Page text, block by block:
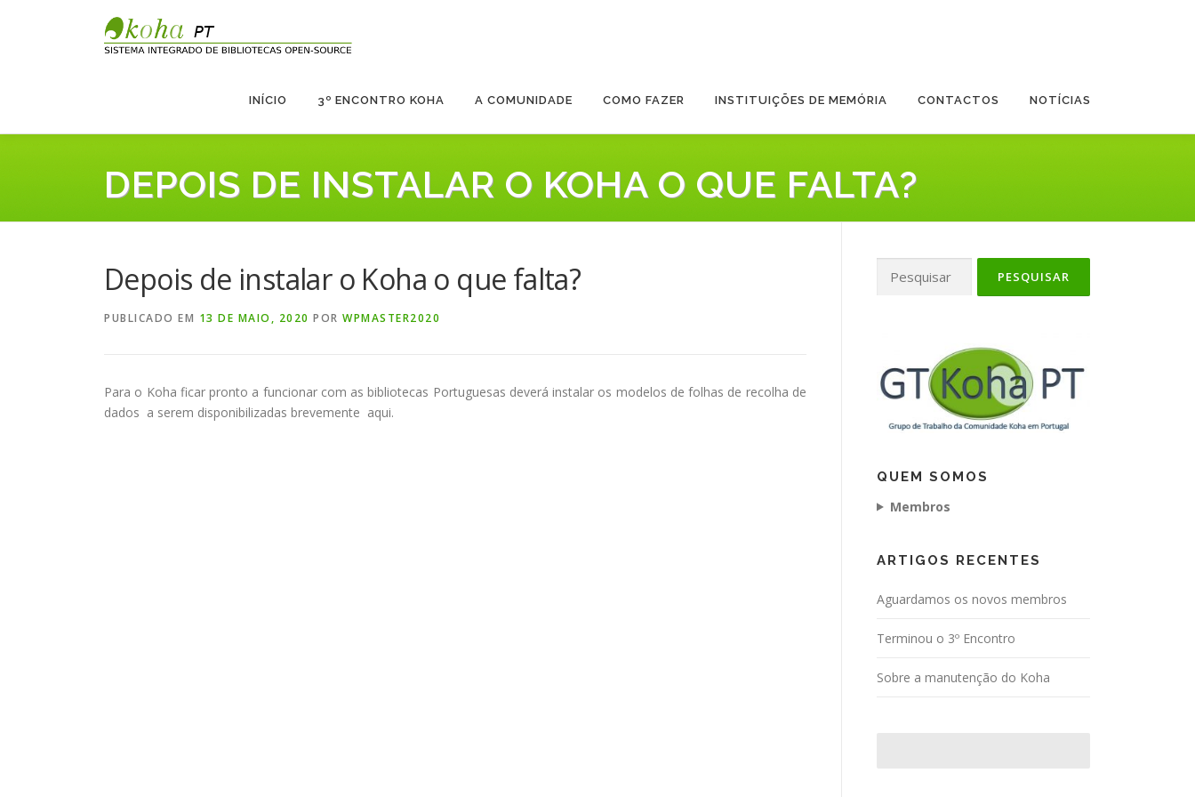
INÍCIO 3º ENCONTRO KOHA A COMUNIDADE COMO FAZER INSTITUIÇÕES DE MEMÓRIA CONTACTOS NOTÍCIAS
DEPOIS DE INSTALAR O KOHA O QUE FALTA?
Depois de instalar o Koha o que falta?
PUBLICADO EM 13 DE MAIO, 2020 POR WPMASTER2020
Para o Koha ficar pronto a funcionar com as bibliotecas Portuguesas deverá instalar os modelos de folhas de recolha de
dados a serem disponibilizadas brevemente aqui.
por:
QUEM SOMOS
Membros
ARTIGOS RECENTES
Aguardamos os novos membros
Terminou o 3º Encontro
Sobre a manutenção do Koha